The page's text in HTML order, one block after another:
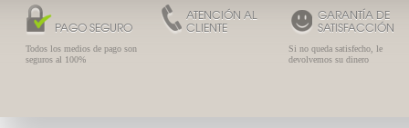
PAGO SEGURO
Todos los medios de pago son
seguros al 100%
ATENCIÓN AL
CLIENTE
GARANTÍA DE
SATISFACCIÓN
Si no queda satisfecho, le
devolvemos su dinero